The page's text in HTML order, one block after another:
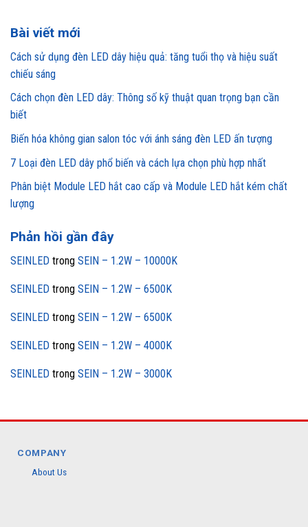
Bài viết mới
Cách sử dụng đèn LED dây hiệu quả: tăng tuổi thọ và hiệu suất
chiếu sáng
Cách chọn đèn LED dây: Thông số kỹ thuật quan trọng bạn cần
biết
Biến hóa không gian salon tóc với ánh sáng đèn LED ấn tượng
7 Loại đèn LED dây phổ biến và cách lựa chọn phù hợp nhất
Phân biệt Module LED hắt cao cấp và Module LED hắt kém chất
lượng
Phản hồi gần đây
SEINLED trong SEIN – 1.2W – 10000K
SEINLED trong SEIN – 1.2W – 6500K
SEINLED trong SEIN – 1.2W – 6500K
SEINLED trong SEIN – 1.2W – 4000K
SEINLED trong SEIN – 1.2W – 3000K
COMPANY
About Us